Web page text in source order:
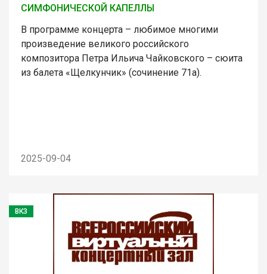
СИМФОНИЧЕСКОЙ КАПЕЛЛЫ
В программе концерта – любимое многими
произведение великого российского
композитора Петра Ильича Чайковского – сюита
из балета «Щелкунчик» (сочинение 71а).
2025-09-04
ВКЗ